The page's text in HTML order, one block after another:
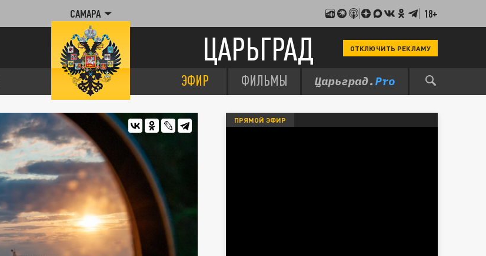
САМАРА 18+
ЦАРЬГРАД ОТКЛЮЧИТЬ РЕКЛАМУ
ЭФИР ФИЛЬМЫ
ПРЯМОЙ ЭФИР